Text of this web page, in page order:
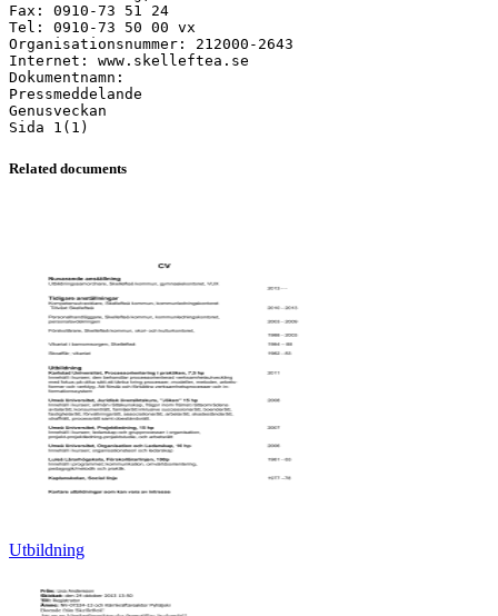
Fax: 0910-73 51 24
Tel: 0910-73 50 00 vx
Organisationsnummer: 212000-2643
Internet: www.skelleftea.se
Dokumentnamn:
Pressmeddelande
Genusveckan
Related documents
Utbildning